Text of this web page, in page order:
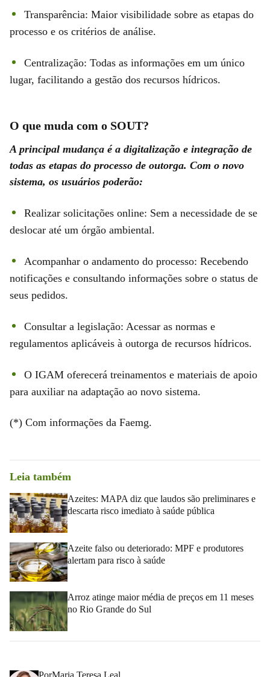
Transparência: Maior visibilidade sobre as etapas do
processo e os critérios de análise.
Centralização: Todas as informações em um único
lugar, facilitando a gestão dos recursos hídricos.
O que muda com o SOUT?
A principal mudança é a digitalização e integração de
todas as etapas do processo de outorga. Com o novo
sistema, os usuários poderão:
Realizar solicitações online: Sem a necessidade de se
deslocar até um órgão ambiental.
Acompanhar o andamento do processo: Recebendo
notificações e consultando informações sobre o status de
seus pedidos.
Consultar a legislação: Acessar as normas e
regulamentos aplicáveis à outorga de recursos hídricos.
O IGAM oferecerá treinamentos e materiais de apoio
para auxiliar na adaptação ao novo sistema.
(*) Com informações da Faemg.
Leia também
Azeites: MAPA diz que laudos são preliminares e
descarta risco imediato à saúde pública
Azeite falso ou deteriorado: MPF e produtores
alertam para risco à saúde
Arroz atinge maior média de preços em 11 meses
no Rio Grande do Sul
PorMaria Teresa Leal